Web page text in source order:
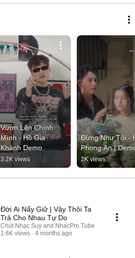
Vươn Lên Chính
Mình - Hồ Gia
Khánh Demo
3.2K views
Đừng Như Tôi -
Phong An |
2K views
Đời Ai Nấy Giữ | Vậy Thôi Ta
Trả Cho Nhau Tự Do
Chút Nhạc Suy and NhacPro Tube
1.6K views
4 months ago